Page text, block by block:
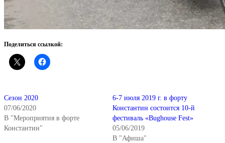
Поделиться ссылкой:
Сезон 2020
07/06/2020
В "Мероприятия в форте
Константин"
6-7 июля 2019 г. в форту
Константин состоится 10-й
фестиваль «Bughouse Fest»
05/06/2019
В "Афиша"